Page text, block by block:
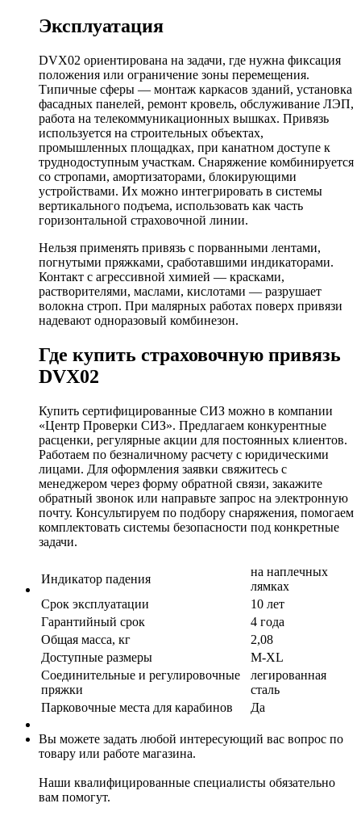
Эксплуатация
DVX02 ориентирована на задачи, где нужна фиксация
положения или ограничение зоны перемещения.
Типичные сферы — монтаж каркасов зданий, установка
фасадных панелей, ремонт кровель, обслуживание ЛЭП,
работа на телекоммуникационных вышках. Привязь
используется на строительных объектах,
промышленных площадках, при канатном доступе к
труднодоступным участкам. Снаряжение комбинируется
со стропами, амортизаторами, блокирующими
устройствами. Их можно интегрировать в системы
вертикального подъема, использовать как часть
горизонтальной страховочной линии.
Нельзя применять привязь с порванными лентами,
погнутыми пряжками, сработавшими индикаторами.
Контакт с агрессивной химией — красками,
растворителями, маслами, кислотами — разрушает
волокна строп. При малярных работах поверх привязи
надевают одноразовый комбинезон.
Где купить страховочную привязь
DVX02
Купить сертифицированные СИЗ можно в компании
«Центр Проверки СИЗ». Предлагаем конкурентные
расценки, регулярные акции для постоянных клиентов.
Работаем по безналичному расчету с юридическими
лицами. Для оформления заявки свяжитесь с
менеджером через форму обратной связи, закажите
обратный звонок или направьте запрос на электронную
почту. Консультируем по подбору снаряжения, помогаем
комплектовать системы безопасности под конкретные
задачи.
Индикатор падения
на наплечных
лямках
Срок эксплуатации
10 лет
Гарантийный срок
4 года
Общая масса, кг
2,08
Доступные размеры
M-XL
Соединительные и регулировочные
пряжки
легированная
сталь
Парковочные места для карабинов
Да
Вы можете задать любой интересующий вас вопрос по
товару или работе магазина.
Наши квалифицированные специалисты обязательно
вам помогут.